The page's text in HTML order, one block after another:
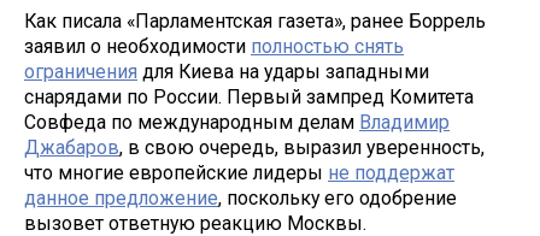
Как писала «Парламентская газета», ранее Боррель
заявил о необходимости полностью снять
ограничения для Киева на удары западными
снарядами по России. Первый зампред Комитета
Совфеда по международным делам Владимир
Джабаров, в свою очередь, выразил уверенность,
что многие европейские лидеры не поддержат
данное предложение, поскольку его одобрение
вызовет ответную реакцию Москвы.